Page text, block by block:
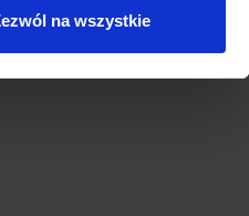
na wszystkie
Zobacz szczegóły